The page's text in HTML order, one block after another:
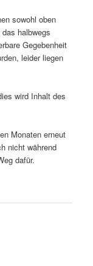
sowohl oben
halbwegs
Gegebenheit
leider liegen
wird Inhalt des
Monaten erneut
nicht während
dafür.